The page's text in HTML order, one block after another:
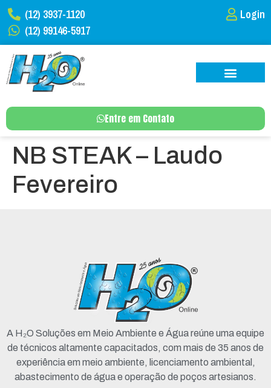
(12) 3937-1120
(12) 99146-5917
Login
Entre em Contato
NB STEAK – Laudo
Fevereiro
A H₂O Soluções em Meio Ambiente e Água reúne uma equipe
de técnicos altamente capacitados, com mais de 35 anos de
experiência em meio ambiente, licenciamento ambiental,
abastecimento de água e operação de poços artesianos.